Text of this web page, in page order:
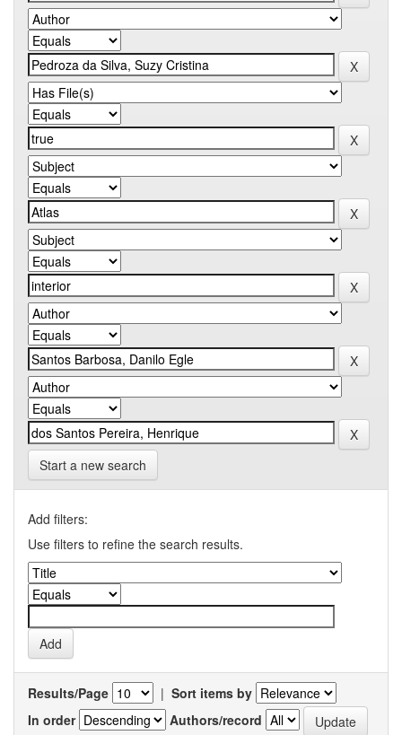
Start a new search
Add filters:
Use filters to refine the search results.
Results/Page | Sort items by
In order
Authors/record